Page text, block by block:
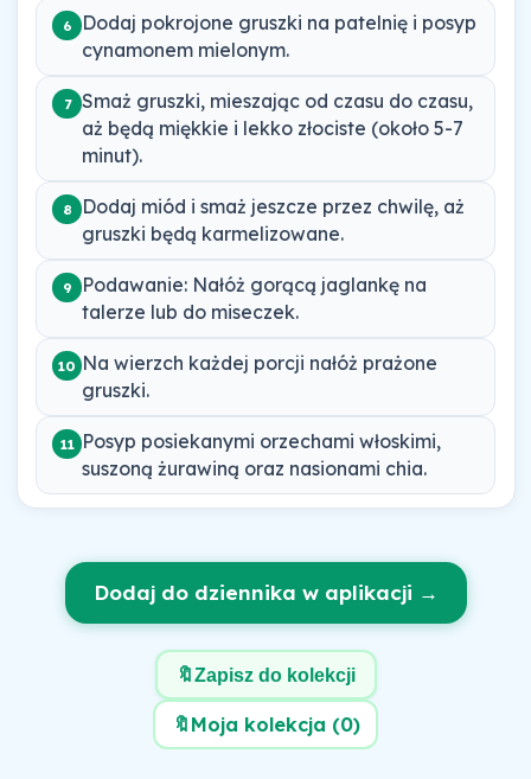
6
Dodaj pokrojone gruszki na patelnię i posyp
cynamonem mielonym.
7
Smaż gruszki, mieszając od czasu do czasu,
aż będą miękkie i lekko złociste (około 5-7
minut).
8
Dodaj miód i smaż jeszcze przez chwilę, aż
gruszki będą karmelizowane.
9
Podawanie: Nałóż gorącą jaglankę na
talerze lub do miseczek.
10 Na wierzch każdej porcji nałóż prażone
gruszki.
11 Posyp posiekanymi orzechami włoskimi,
suszoną żurawiną oraz nasionami chia.
Dodaj do dziennika w aplikacji →
🔖 Zapisz do kolekcji
🔖 Moja kolekcja (0)